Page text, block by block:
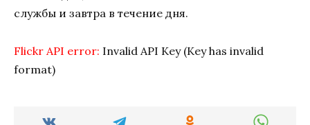
службы и завтра в течение дня.
Flickr API error: Invalid API Key (Key has invalid
format)